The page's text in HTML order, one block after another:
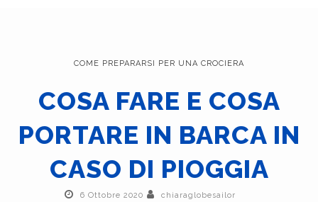
COME PREPARARSI PER UNA CROCIERA
COSA FARE E COSA
PORTARE IN BARCA IN
CASO DI PIOGGIA
6 Ottobre 2020
chiaraglobesailor